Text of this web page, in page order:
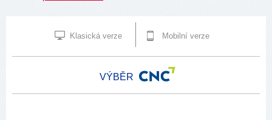
Klasická verze Mobilní verze
VÝBĚR